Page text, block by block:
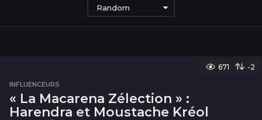
Random
671 -2
INFLUENCEURS
« La Macarena Zélection » :
Harendra et Moustache Kréol